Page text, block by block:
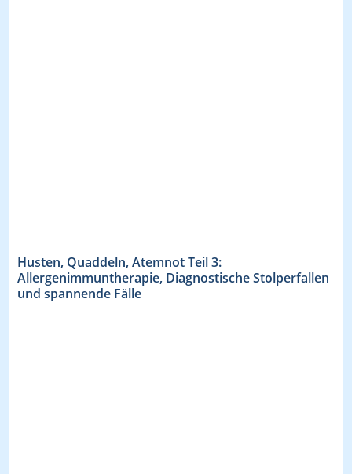
Husten, Quaddeln, Atemnot Teil 3:
Allergenimmuntherapie, Diagnostische Stolperfallen
und spannende Fälle